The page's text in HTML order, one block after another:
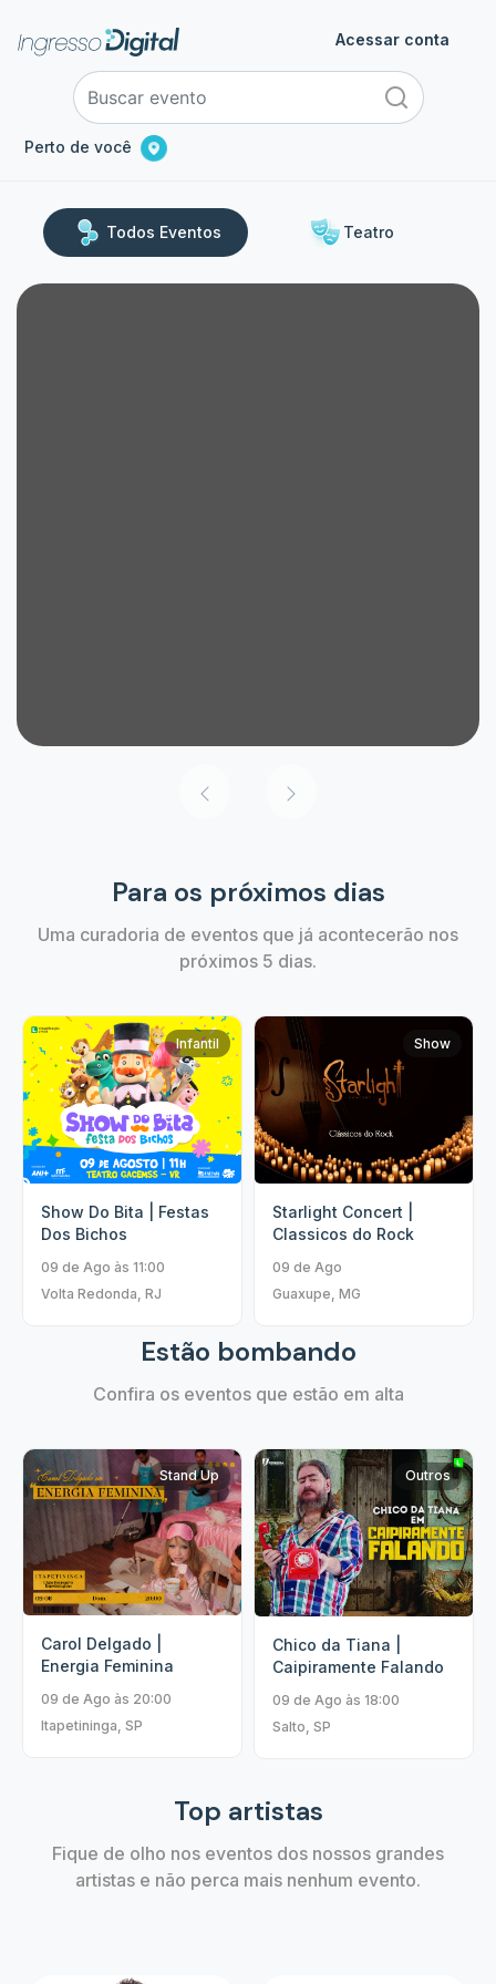
Perto de você
Acessar conta
Todos Eventos Teatro
Para os próximos dias
Uma curadoria de eventos que já acontecerão nos
próximos 5 dias.
Infantil
Show Do Bita | Festas
Dos Bichos
09 de Ago às 11:00
Volta Redonda, RJ
Show
Starlight Concert |
Classicos do Rock
09 de Ago
Guaxupe, MG
Estão bombando
Confira os eventos que estão em alta
Stand Up
Carol Delgado |
Energia Feminina
09 de Ago às 20:00
Itapetininga, SP
Outros
Chico da Tiana |
Caipiramente Falando
09 de Ago às 18:00
Salto, SP
Top artistas
Fique de olho nos eventos dos nossos grandes
artistas e não perca mais nenhum evento.